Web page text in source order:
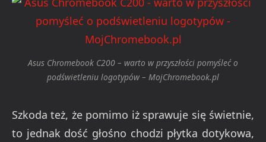
Asus Chromebook C200 – warto w przyszłości pomyśleć o
podświetleniu logotypów – MojChromebook.pl
Szkoda też, że pomimo iż sprawuje się świetnie,
to jednak dość głośno chodzi płytka dotykowa,